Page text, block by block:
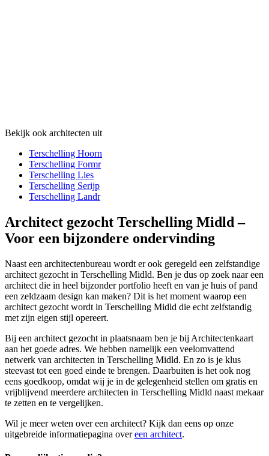
Bekijk ook architecten uit
Terschelling Hoorn
Terschelling Formr
Terschelling Lies
Terschelling Serijp
Terschelling Landr
Architect gezocht Terschelling Midld –
Voor een bijzondere ondervinding
Naast een architectenbureau wordt er ook geregeld een zelfstandige
architect gezocht in Terschelling Midld. Ben je dus op zoek naar een
architect die in heel bijzonder portfolio heeft en van je huis of pand
een zeldzaam design kan maken? Dit is het moment waarop een
architect gezocht wordt in Terschelling Midld die echt zelfstandig
met zijn eigen stijl opereert.
Bij een architect gezocht in plaatsnaam ben je bij Architectenkaart
aan het goede adres. We hebben namelijk een veelomvattend
netwerk van architecten in Terschelling Midld. En zo is je klus
steevast tot een goed einde te brengen. Daarbuiten is het ook nog
eens goedkoop, omdat wij je in de gelegenheid stellen om gratis en
vrijblijvend meerdere architecten in Terschelling Midld naast mekaar
te zetten en te vergelijken.
Wil je meer weten over een architect? Kijk dan eens op onze
uitgebreide informatiepagina overeen architect.